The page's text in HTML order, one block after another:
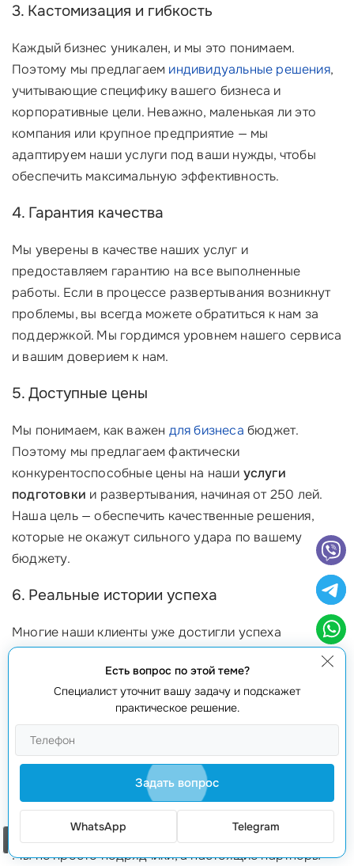
3. Кастомизация и гибкость
Каждый бизнес уникален, и мы это понимаем.
Поэтому мы предлагаем индивидуальные решения,
учитывающие специфику вашего бизнеса и
корпоративные цели. Неважно, маленькая ли это
компания или крупное предприятие — мы
адаптируем наши услуги под ваши нужды, чтобы
обеспечить максимальную эффективность.
4. Гарантия качества
Мы уверены в качестве наших услуг и
предоставляем гарантию на все выполненные
работы. Если в процессе развертывания возникнут
проблемы, вы всегда можете обратиться к нам за
поддержкой. Мы гордимся уровнем нашего сервиса
и вашим доверием к нам.
5. Доступные цены
Мы понимаем, как важен для бизнеса бюджет.
Поэтому мы предлагаем фактически
конкурентоспособные цены на наши услуги
подготовки и развертывания, начиная от 250 лей.
Наша цель — обеспечить качественные решения,
которые не окажут сильного удара по вашему
бюджету.
6. Реальные истории успеха
Многие наши клиенты уже достигли успеха
благодаря нашим услугам. Например, один из наших
клиентов весной 2023 года обратился за помощью в
настройке AWS для своего интернет-магазина. В
результате, благодаря подготовке и грамотной
настройке инфраструктуры, они увеличили
производительность на 45% и снизили затраты на
20%. Такие результаты говорят сами за себя.
7. Команда единомышленников
Мы не просто подрядчики, а настоящие партнёры
Есть вопрос по этой теме?
Специалист уточнит вашу задачу и подскажет
практическое решение.
Задать вопрос
WhatsApp Telegram
Заказать звонок